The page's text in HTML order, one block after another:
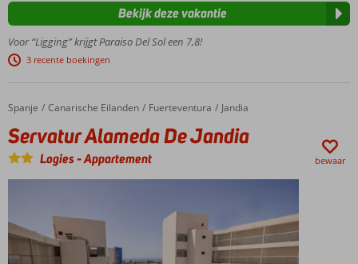
strand
Heerlijk
in het
zwembad
een
scherpe
prijs!
mogelijk
Voor “Ligging” krijgt Paraiso Del Sol een 7,8!
3 recente boekingen
Bekijk deze vakantie
Home
Spanje Canarische Eilanden Fuerteventura Jandia
Servatur Alameda De Jandia
Servatur Alameda De Jandia
Logies-Appartement bewaar